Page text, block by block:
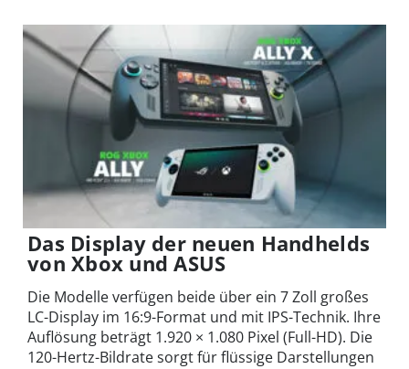
Das Display der neuen Handhelds
von Xbox und ASUS
Die Modelle verfügen beide über ein 7 Zoll großes
LC-Display im 16:9-Format und mit IPS-Technik. Ihre
Auflösung beträgt 1.920 × 1.080 Pixel (Full-HD). Die
120-Hertz-Bildrate sorgt für flüssige Darstellungen